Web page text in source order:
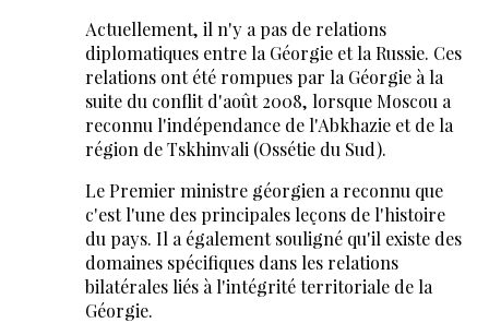
Actuellement, il n'y a pas de relations
diplomatiques entre la Géorgie et la Russie. Ces
relations ont été rompues par la Géorgie à la
suite du conflit d'août 2008, lorsque Moscou a
reconnu l'indépendance de l'Abkhazie et de la
région de Tskhinvali (Ossétie du Sud).
Le Premier ministre géorgien a reconnu que
c'est l'une des principales leçons de l'histoire
du pays. Il a également souligné qu'il existe des
domaines spécifiques dans les relations
bilatérales liés à l'intégrité territoriale de la
Géorgie.